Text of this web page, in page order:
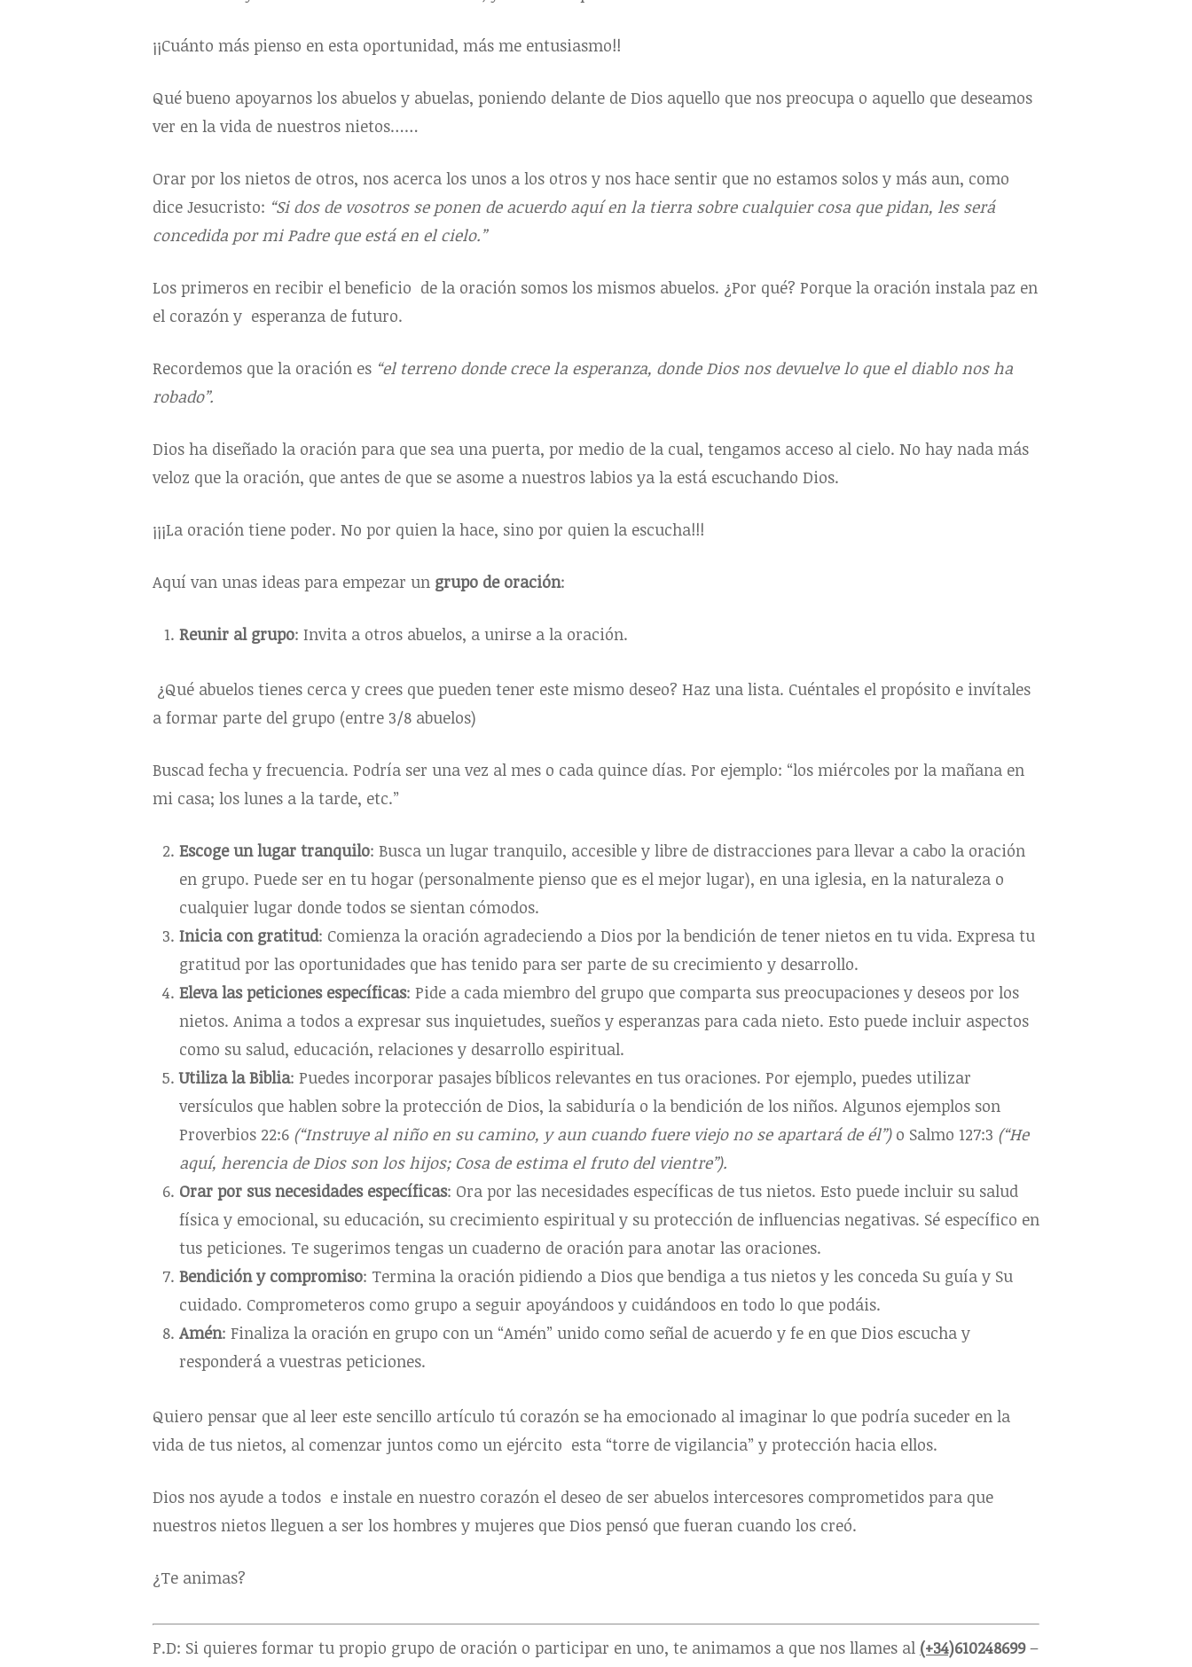
¡¡Cuánto más pienso en esta oportunidad, más me entusiasmo!!
Qué bueno apoyarnos los abuelos y abuelas, poniendo delante de Dios aquello que nos preocupa o aquello que deseamos
ver en la vida de nuestros nietos……
Orar por los nietos de otros, nos acerca los unos a los otros y nos hace sentir que no estamos solos y más aun, como
dice Jesucristo: “Si dos de vosotros se ponen de acuerdo aquí en la tierra sobre cualquier cosa que pidan, les será
concedida por mi Padre que está en el cielo.”
Los primeros en recibir el beneficio de la oración somos los mismos abuelos. ¿Por qué? Porque la oración instala paz en
el corazón y esperanza de futuro.
Recordemos que la oración es “el terreno donde crece la esperanza, donde Dios nos devuelve lo que el diablo nos ha
robado”.
Dios ha diseñado la oración para que sea una puerta, por medio de la cual, tengamos acceso al cielo. No hay nada más
veloz que la oración, que antes de que se asome a nuestros labios ya la está escuchando Dios.
¡¡¡La oración tiene poder. No por quien la hace, sino por quien la escucha!!!
Aquí van unas ideas para empezar un grupo de oración:
Reunir al grupo: Invita a otros abuelos, a unirse a la oración.
¿Qué abuelos tienes cerca y crees que pueden tener este mismo deseo? Haz una lista. Cuéntales el propósito e invítales
a formar parte del grupo (entre 3/8 abuelos)
Buscad fecha y frecuencia. Podría ser una vez al mes o cada quince días. Por ejemplo: “los miércoles por la mañana en
mi casa; los lunes a la tarde, etc.”
Escoge un lugar tranquilo: Busca un lugar tranquilo, accesible y libre de distracciones para llevar a cabo la oración
en grupo. Puede ser en tu hogar (personalmente pienso que es el mejor lugar), en una iglesia, en la naturaleza o
cualquier lugar donde todos se sientan cómodos.
Inicia con gratitud: Comienza la oración agradeciendo a Dios por la bendición de tener nietos en tu vida. Expresa tu
gratitud por las oportunidades que has tenido para ser parte de su crecimiento y desarrollo.
Eleva las peticiones específicas: Pide a cada miembro del grupo que comparta sus preocupaciones y deseos por los
nietos. Anima a todos a expresar sus inquietudes, sueños y esperanzas para cada nieto. Esto puede incluir aspectos
como su salud, educación, relaciones y desarrollo espiritual.
Utiliza la Biblia: Puedes incorporar pasajes bíblicos relevantes en tus oraciones. Por ejemplo, puedes utilizar
versículos que hablen sobre la protección de Dios, la sabiduría o la bendición de los niños. Algunos ejemplos son
Proverbios 22:6 (“Instruye al niño en su camino, y aun cuando fuere viejo no se apartará de él”)o Salmo 127:3 (“He
aquí, herencia de Dios son los hijos; Cosa de estima el fruto del vientre”).
Orar por sus necesidades específicas: Ora por las necesidades específicas de tus nietos. Esto puede incluir su salud
física y emocional, su educación, su crecimiento espiritual y su protección de influencias negativas. Sé específico en
tus peticiones. Te sugerimos tengas un cuaderno de oración para anotar las oraciones.
Bendición y compromiso: Termina la oración pidiendo a Dios que bendiga a tus nietos y les conceda Su guía y Su
cuidado. Comprometeros como grupo a seguir apoyándoos y cuidándoos en todo lo que podáis.
Amén: Finaliza la oración en grupo con un “Amén” unido como señal de acuerdo y fe en que Dios escucha y
responderá a vuestras peticiones.
Quiero pensar que al leer este sencillo artículo tú corazón se ha emocionado al imaginar lo que podría suceder en la
vida de tus nietos, al comenzar juntos como un ejército esta “torre de vigilancia” y protección hacia ellos.
Dios nos ayude a todos e instale en nuestro corazón el deseo de ser abuelos intercesores comprometidos para que
nuestros nietos lleguen a ser los hombres y mujeres que Dios pensó que fueran cuando los creó.
¿Te animas?
P.D: Si quieres formar tu propio grupo de oración o participar en uno, te animamos a que nos llames al (+34)610248699–